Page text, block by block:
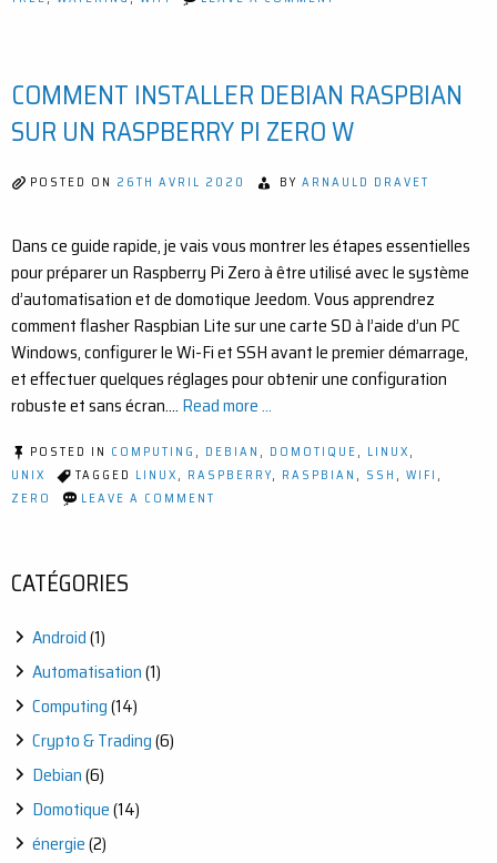
EXTENSION
DE
LA
SOUS
COMMENT INSTALLER DEBIAN RASPBIAN
SUR UN RASPBERRY PI ZERO W
POSTED ON 26TH AVRIL 2020 BY ARNAULD DRAVET
Dans ce guide rapide, je vais vous montrer les étapes essentielles
pour préparer un Raspberry Pi Zero à être utilisé avec le système
d’automatisation et de domotique Jeedom. Vous apprendrez
comment flasher Raspbian Lite sur une carte SD à l’aide d’un PC
Windows, configurer le Wi-Fi et SSH avant le premier démarrage,
et effectuer quelques réglages pour obtenir une configuration
robuste et sans écran.… Read more ...
POSTED IN COMPUTING, DEBIAN, DOMOTIQUE, LINUX,
UNIX
TAGGED LINUX, RASPBERRY, RASPBIAN, SSH, WIFI,
ZERO
LEAVE A COMMENT
CATÉGORIES
Android(1)
Automatisation(1)
Computing(14)
Crypto & Trading(6)
Debian(6)
Domotique(14)
énergie(2)